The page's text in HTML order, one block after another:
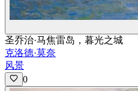
圣乔治·马焦雷岛，暮光之城
克洛德·莫奈
风景
0